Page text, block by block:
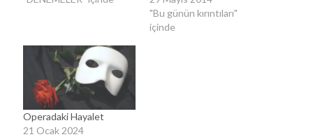
"Bu günün kırıntıları"
içinde
Operadaki Hayalet
21 Ocak 2024